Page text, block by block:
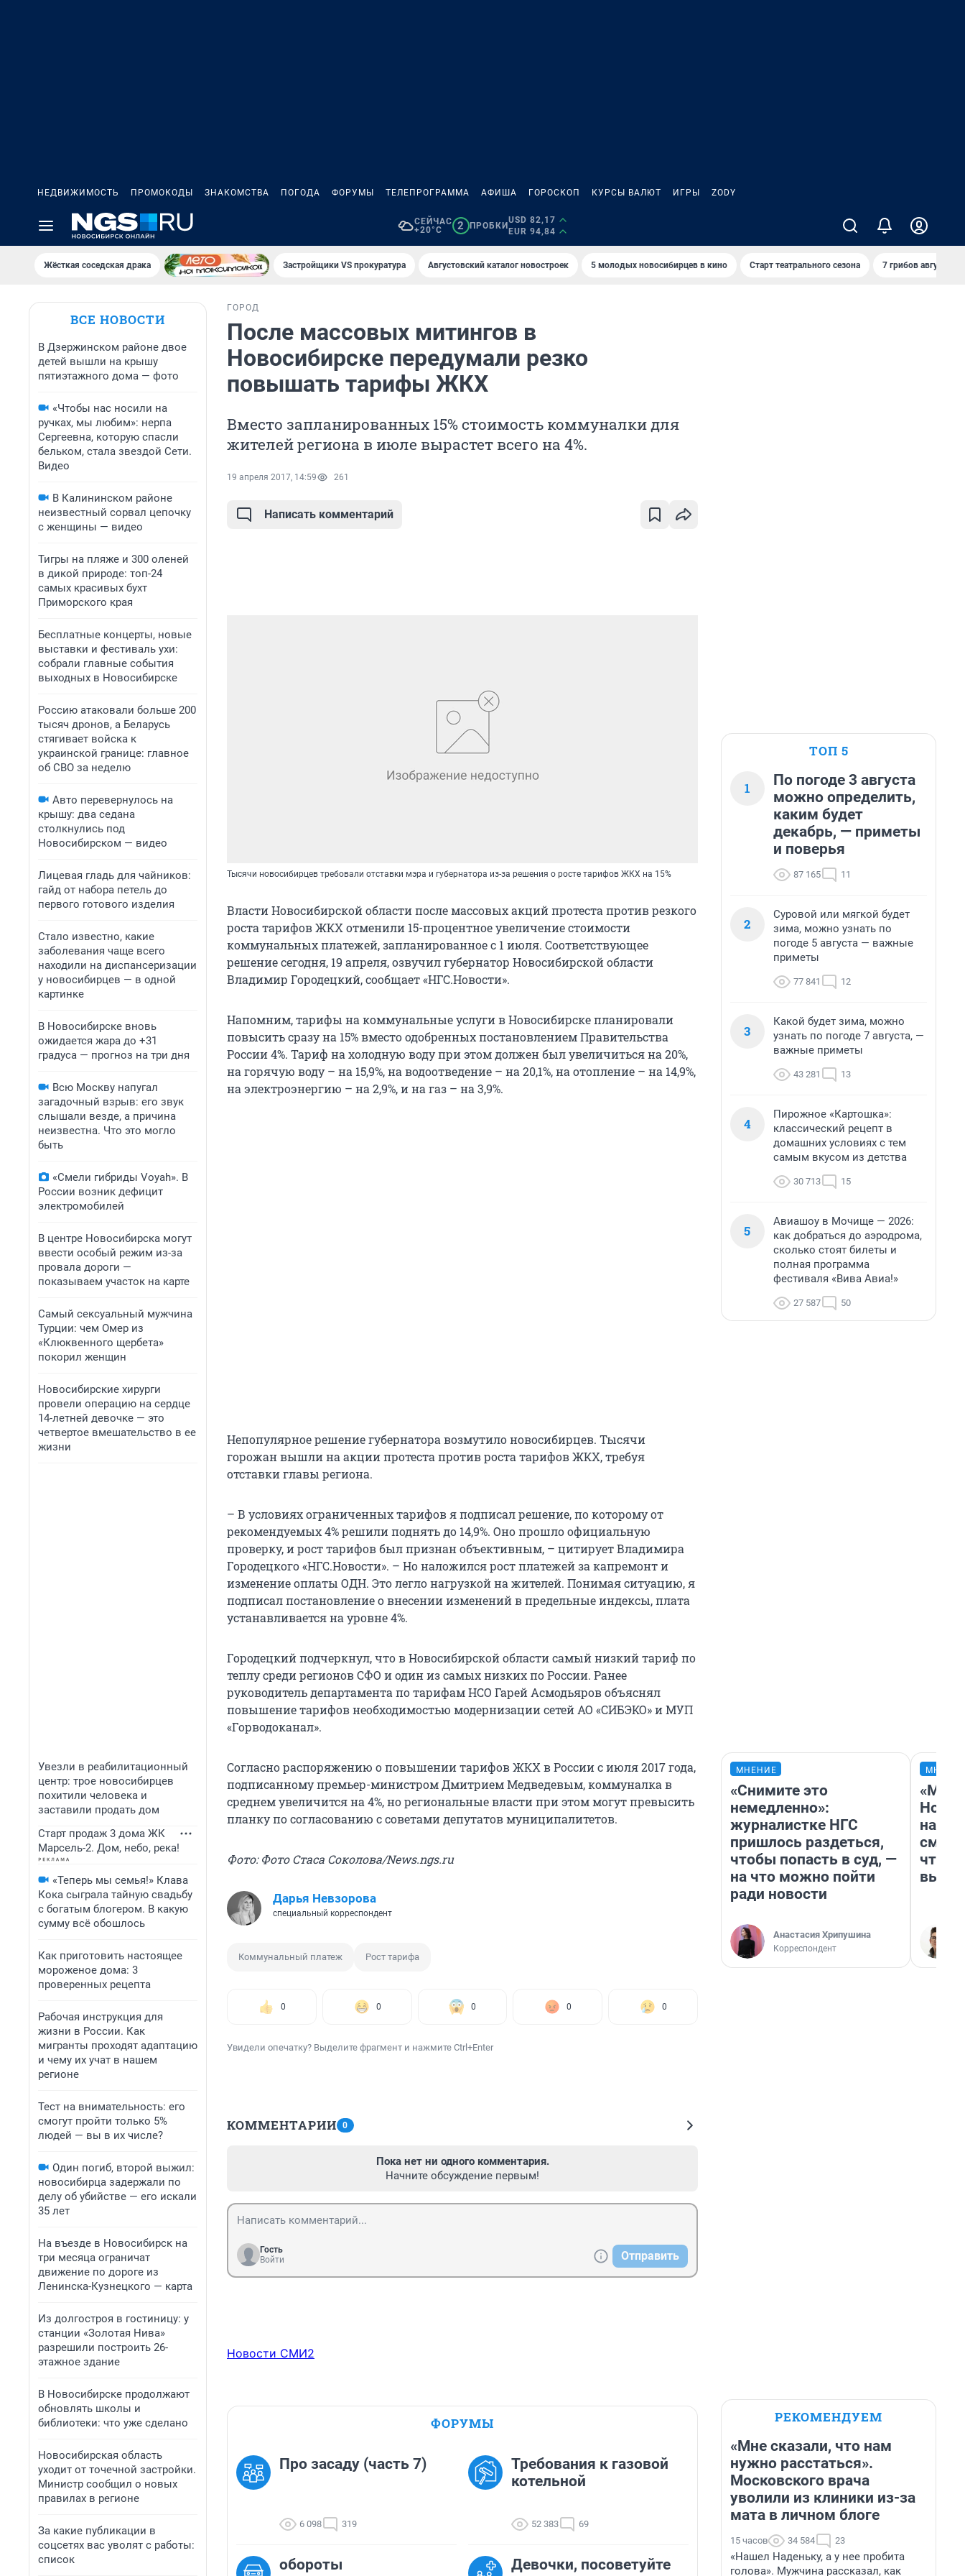
НЕДВИЖИМОСТЬ ПРОМОКОДЫ ЗНАКОМСТВА ПОГОДА ФОРУМЫ ТЕЛЕПРОГРАММА АФИША ГОРОСКОП КУРСЫ ВАЛЮТ ИГРЫ ZODY
СЕЙЧАС
+20°C
2 ПРОБКИ
USD 82,17
EUR 94,84
Жёсткая соседская драка Застройщики VS прокуратура Августовский каталог новостроек 5 молодых новосибирцев в кино Старт театрального сезона 7 грибов августа
ВСЕ НОВОСТИ
В Дзержинском районе двое
детей вышли на крышу
пятиэтажного дома — фото
«Чтобы нас носили на
ручках, мы любим»: нерпа
Сергеевна, которую спасли
бельком, стала звездой Сети.
Видео
В Калининском районе
неизвестный сорвал цепочку
с женщины — видео
Тигры на пляже и 300 оленей
в дикой природе: топ-24
самых красивых бухт
Приморского края
Бесплатные концерты, новые
выставки и фестиваль ухи:
собрали главные события
выходных в Новосибирске
Россию атаковали больше 200
тысяч дронов, а Беларусь
стягивает войска к
украинской границе: главное
об СВО за неделю
Авто перевернулось на
крышу: два седана
столкнулись под
Новосибирском — видео
Лицевая гладь для чайников:
гайд от набора петель до
первого готового изделия
Стало известно, какие
заболевания чаще всего
находили на диспансеризации
у новосибирцев — в одной
картинке
В Новосибирске вновь
ожидается жара до +31
градуса — прогноз на три дня
Всю Москву напугал
загадочный взрыв: его звук
слышали везде, а причина
неизвестна. Что это могло
быть
«Смели гибриды Voyah». В
России возник дефицит
электромобилей
В центре Новосибирска могут
ввести особый режим из-за
провала дороги —
показываем участок на карте
Самый сексуальный мужчина
Турции: чем Омер из
«Клюквенного щербета»
покорил женщин
Новосибирские хирурги
провели операцию на сердце
14-летней девочке — это
четвертое вмешательство в ее
жизни
Увезли в реабилитационный
центр: трое новосибирцев
похитили человека и
заставили продать дом
Старт продаж 3 дома ЖК
Марсель-2. Дом, небо, река!
«Теперь мы семья!» Клава
Кока сыграла тайную свадьбу
с богатым блогером. В какую
сумму всё обошлось
Как приготовить настоящее
мороженое дома: 3
проверенных рецепта
Рабочая инструкция для
жизни в России. Как
мигранты проходят адаптацию
и чему их учат в нашем
регионе
Тест на внимательность: его
смогут пройти только 5%
людей — вы в их числе?
Один погиб, второй выжил:
новосибирца задержали по
делу об убийстве — его искали
35 лет
На въезде в Новосибирск на
три месяца ограничат
движение по дороге из
Ленинска-Кузнецкого — карта
Из долгостроя в гостиницу: у
станции «Золотая Нива»
разрешили построить 26-
этажное здание
В Новосибирске продолжают
обновлять школы и
библиотеки: что уже сделано
Новосибирская область
уходит от точечной застройки.
Министр сообщил о новых
правилах в регионе
За какие публикации в
соцсетях вас уволят с работы:
список
ГОРОД
После массовых митингов в
Новосибирске передумали резко
повышать тарифы ЖКХ
Вместо запланированных 15% стоимость коммуналки для
жителей региона в июле вырастет всего на 4%.
19 апреля 2017, 14:59 261
Написать комментарий
Тысячи новосибирцев требовали отставки мэра и губернатора из-за решения о росте тарифов ЖКХ на 15%
Власти Новосибирской области после массовых акций протеста против резкого
роста тарифов ЖКХ отменили 15-процентное увеличение стоимости
коммунальных платежей, запланированное с 1 июля. Соответствующее
решение сегодня, 19 апреля, озвучил губернатор Новосибирской области
Владимир Городецкий, сообщает «НГС.Новости».
Напомним, тарифы на коммунальные услуги в Новосибирске планировали
повысить сразу на 15% вместо одобренных постановлением Правительства
России 4%. Тариф на холодную воду при этом должен был увеличиться на 20%,
на горячую воду – на 15,9%, на водоотведение – на 20,1%, на отопление – на 14,9%,
на электроэнергию – на 2,9%, и на газ – на 3,9%.
Непопулярное решение губернатора возмутило новосибирцев. Тысячи
горожан вышли на акции протеста против роста тарифов ЖКХ, требуя
отставки главы региона.
– В условиях ограниченных тарифов я подписал решение, по которому от
рекомендуемых 4% решили поднять до 14,9%. Оно прошло официальную
проверку, и рост тарифов был признан объективным, – цитирует Владимира
Городецкого «НГС.Новости». – Но наложился рост платежей за капремонт и
изменение оплаты ОДН. Это легло нагрузкой на жителей. Понимая ситуацию, я
подписал постановление о внесении изменений в предельные индексы, плата
устанавливается на уровне 4%.
Городецкий подчеркнул, что в Новосибирской области самый низкий тариф по
теплу среди регионов СФО и один из самых низких по России. Ранее
руководитель департамента по тарифам НСО Гарей Асмодьяров объяснял
повышение тарифов необходимостью модернизации сетей АО «СИБЭКО» и МУП
«Горводоканал».
Согласно распоряжению о повышении тарифов ЖКХ в России с июля 2017 года,
подписанному премьер-министром Дмитрием Медведевым, коммуналка в
среднем увеличится на 4%, но региональные власти при этом могут превысить
планку по согласованию с советами депутатов муниципалитетов.
Фото: Фото Стаса Соколова/News.ngs.ru
Дарья Невзорова
специальный корреспондент
Коммунальный платеж Рост тарифа
0 0 0 0 0
Увидели опечатку? Выделите фрагмент и нажмите Ctrl+Enter
КОММЕНТАРИИ 0
Пока нет ни одного комментария.
Начните обсуждение первым!
Гость
Войти
Отправить
Новости СМИ2
ФОРУМЫ
Про засаду (часть 7)
6 098 319
Требования к газовой
котельной
52 383 69
обороты
Девочки, посоветуйте
ТОП 5
1
По погоде 3 августа
можно определить,
каким будет
декабрь, — приметы
и поверья
87 165 11
2
Суровой или мягкой будет
зима, можно узнать по
погоде 5 августа — важные
приметы
77 841 12
3
Какой будет зима, можно
узнать по погоде 7 августа, —
важные приметы
43 281 13
4
Пирожное «Картошка»:
классический рецепт в
домашних условиях с тем
самым вкусом из детства
30 713 15
5
Авиашоу в Мочище — 2026:
как добраться до аэродрома,
сколько стоят билеты и
полная программа
фестиваля «Вива Авиа!»
27 587 50
МНЕНИЕ
«Снимите это
немедленно»:
журналистке НГС
пришлось раздеться,
чтобы попасть в суд, —
на что можно пойти
ради новости
Анастасия Хрипушина
Корреспондент
«Мы
РЕКОМЕНДУЕМ
«Мне сказали, что нам
нужно расстаться».
Московского врача
уволили из клиники из-за
мата в личном блоге
15 часов 34 584 23
«Нашел Наденьку, а у нее пробита
голова». Мужчина рассказал, как